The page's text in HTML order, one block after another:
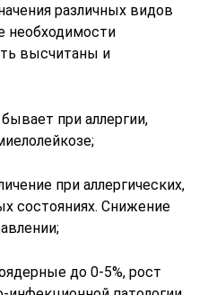
различных видов
необходимости
высчитаны и
при аллергии,
при аллергических,
состояниях. Снижение
до 0-5%, рост